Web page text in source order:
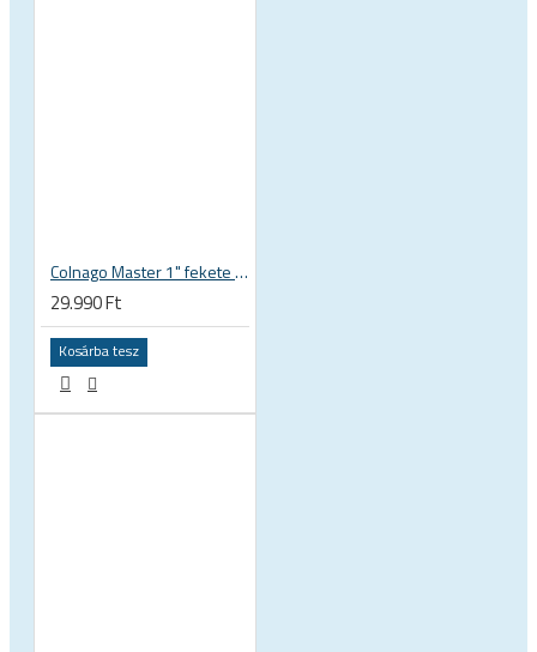
Colnago Master 1" fekete a-head kormánycsapágy
29.990 Ft
Kosárba tesz